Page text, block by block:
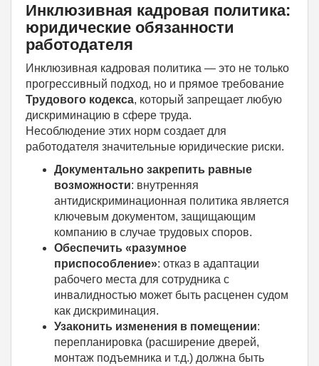
Инклюзивная кадровая политика:
юридические обязанности
работодателя
Инклюзивная кадровая политика — это не только
прогрессивный подход, но и прямое требование
Трудового кодекса, который запрещает любую
дискриминацию в сфере труда.
Несоблюдение этих норм создает для
работодателя значительные юридические риски.
Документально закрепить равные
возможности: внутренняя
антидискриминационная политика является
ключевым документом, защищающим
компанию в случае трудовых споров.
Обеспечить «разумное
приспособление»: отказ в адаптации
рабочего места для сотрудника с
инвалидностью может быть расценен судом
как дискриминация.
Узаконить изменения в помещении:
перепланировка (расширение дверей,
монтаж подъемника и т.д.) должна быть